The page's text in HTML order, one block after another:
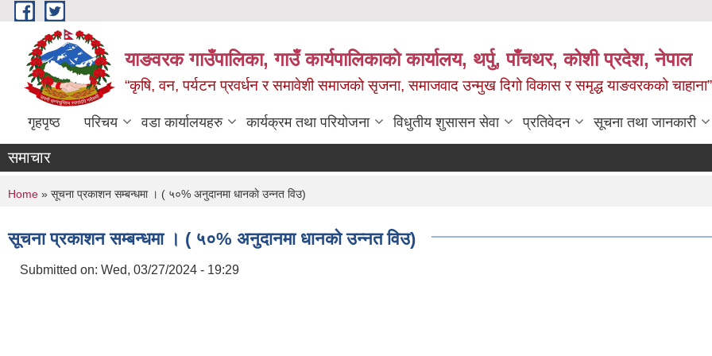
Skip to main content
याङवरक गाउँपालिका, गाउँ कार्यपालिकाको कार्यालय, थर्पु, पाँचथर, कोशी प्रदेश, नेपाल
“कृषि, वन, पर्यटन प्रवर्धन र समावेशी समाजको सृजना, समाजवाद उन्मुख दिगो विकास र समृद्ध याङवरकको चाहाना”
गृहपृष्ठ परिचय वडा कार्यालयहरु कार्यक्रम तथा परियोजना विधुतीय शुसासन सेवा प्रतिवेदन सूचना तथा जानकारी
समाचार
You are here
Home » सूचना प्रकाशन सम्बन्धमा । ( ५०% अनुदानमा धानकाे उन्नत विउ)
सूचना प्रकाशन सम्बन्धमा । ( ५०% अनुदानमा धानकाे उन्नत विउ)
Submitted on: Wed, 03/27/2024 - 19:29